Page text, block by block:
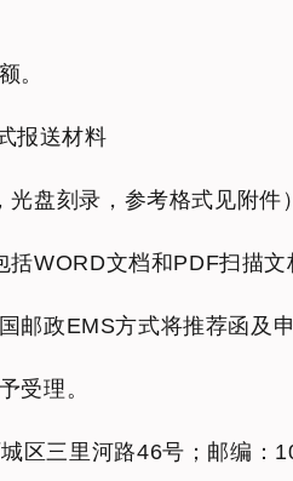
。
报送材料
盘刻录，参考格式见附件
WORD文档和PDF扫描文
政EMS方式将推荐函及
受理。
区三里河路46号；邮编：